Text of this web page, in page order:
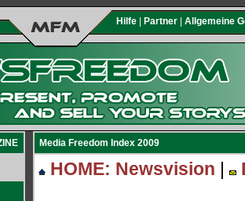
Hilfe Partner Allgemeine
Media Freedom Index 2009
HOME: Newsvision |